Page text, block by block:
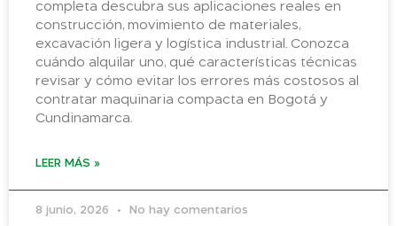
completa descubra sus aplicaciones reales en
construcción, movimiento de materiales,
excavación ligera y logística industrial. Conozca
cuándo alquilar uno, qué características técnicas
revisar y cómo evitar los errores más costosos al
contratar maquinaria compacta en Bogotá y
Cundinamarca.
LEER MÁS »
8 junio, 2026 No hay comentarios